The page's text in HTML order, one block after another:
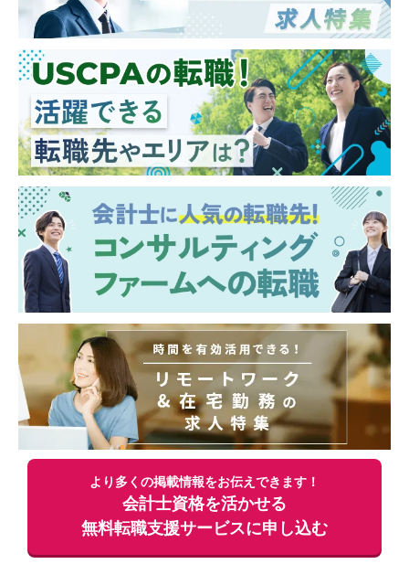
に成長することができます。
より多くの掲載情報をお伝えできます！
会計士資格を活かせる
無料転職支援サービスに申し込む